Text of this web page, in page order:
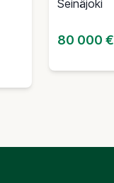
Seinäjoki
80 000 €